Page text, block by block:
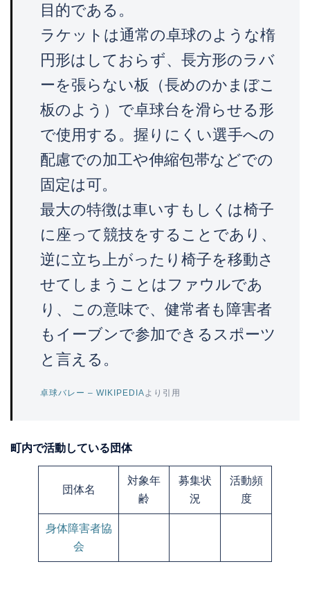
目的である。
ラケットは通常の卓球のような楕
円形はしておらず、長方形のラバ
ーを張らない板（長めのかまぼこ
板のよう）で卓球台を滑らせる形
で使用する。握りにくい選手への
配慮での加工や伸縮包帯などでの
固定は可。
最大の特徴は車いすもしくは椅子
に座って競技をすることであり、
逆に立ち上がったり椅子を移動さ
せてしまうことはファウルであ
り、この意味で、健常者も障害者
もイーブンで参加できるスポーツ
と言える。
卓球バレー – WIKIPEDIA より引用
町内で活動している団体
団体名
対象年
齢
募集状
況
活動頻
度
身体障害者協
会